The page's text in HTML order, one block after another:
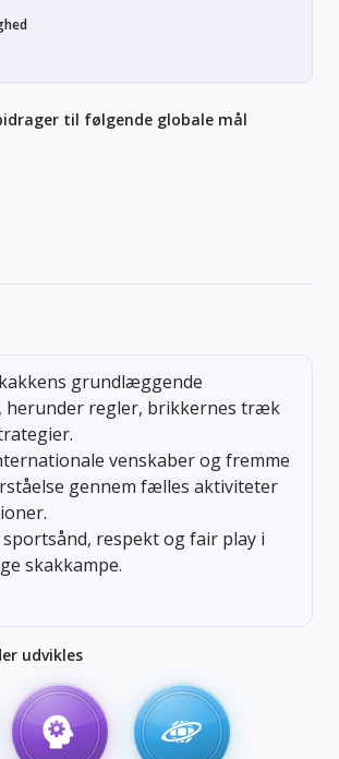
til følgende globale mål
grundlæggende
herunder regler, brikkernes træk
venskaber og fremme
gennem fælles aktiviteter
respekt og fair play i
skakkampe.
udvikles